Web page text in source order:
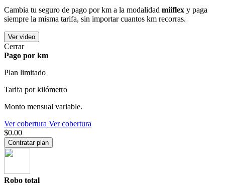
Cambia tu seguro de pago por km a la modalidad miiflex y paga
siempre la misma tarifa, sin importar cuantos km recorras.
Ver video
Cerrar
Pago por km
Plan limitado
Tarifa por kilómetro
Monto mensual variable.
Ver cobertura Ver cobertura
$0.00
Contratar plan
Robo total